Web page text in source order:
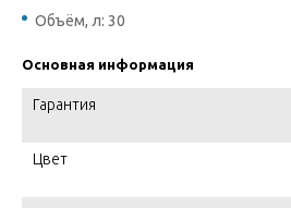
Объём, л: 30
Основная информация
Гарантия
Цвет